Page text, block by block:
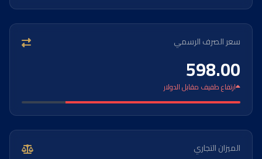
سعر الصرف الرسمي
598.00
ارتفاع طفيف مقابل الدولار
الميزان التجاري